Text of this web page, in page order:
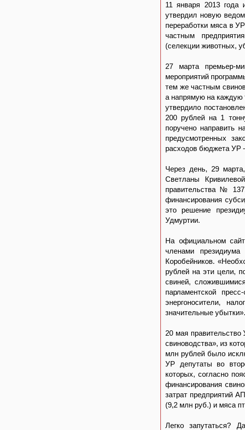
11 января 2013 года
утвердил новую
переработки мяса в
частным
(селекции животных,
27 марта премьер-
мероприятий
тем же частным
а напрямую на каждую
утвердило
200 рублей на 1
поручено направить
предусмотренных
расходов бюджета УР
Через день, 29
Светланы
правительства №
финансирования
это решение
Удмуртии.
На официальном
членами
Коробейников.
рублей на эти цели,
свиней,
парламентской
энергоносители,
значительные убытки».
20 мая
свиноводства», из
млн рублей было
УР депутаты во
которых, согласно
финансирования
затрат предприятий
(9,2 млн руб.) и мяса
Легко запутаться?